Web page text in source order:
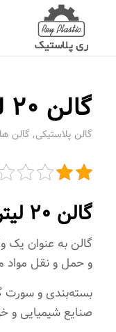
گالن 20 لیتری پلاستیکی
گالن پلاستیکی, گالن ها
گالن 20 لیتری پلاستیکی
گالن به عنوان یک
و حمل و نقل مواد
بسته‌بندی و سورت
صنایع شیمیایی و